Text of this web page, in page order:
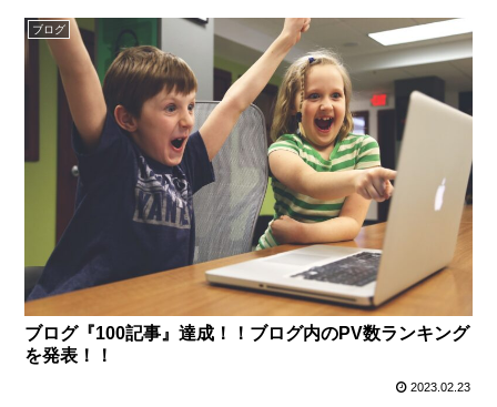
ブログ
ブログ『100記事』達成！！ブログ内のPV数ランキング
を発表！！
2023.02.23